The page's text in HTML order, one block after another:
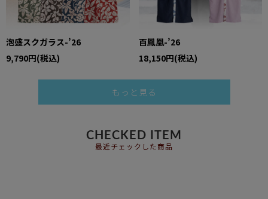
泡盛スクガラス-’26
9,790円(税込)
百鳳凰-’26
18,150円(税込)
もっと見る
CHECKED ITEM
最近チェックした商品